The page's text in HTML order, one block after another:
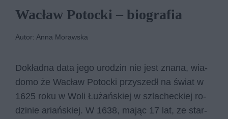
Wacław Potocki – biografia
Autor: Anna Morawska
Do­kład­na data jego uro­dzin nie jest zna­na, wia­
do­mo że Wa­cław Po­toc­ki przy­szedł na świat w
1625 roku w Woli Łużań­skiej w szla­chec­kiej ro­
dzi­nie ariań­skiej. W 1638, ma­jąc 17 lat, ze star­